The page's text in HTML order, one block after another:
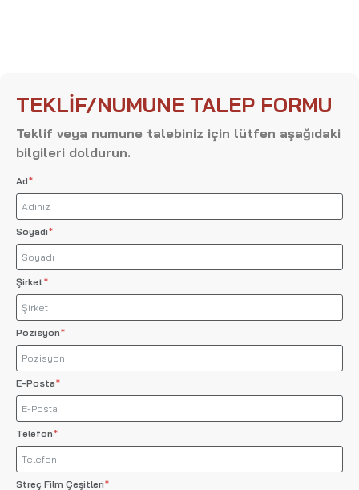
TEKLIF/NUMUNE TALEP FORMU
Teklif veya numune talebiniz için lütfen aşağıdaki
bilgileri doldurun.
Ad
Soyadı
Şirket
Pozisyon
E-Posta
Telefon
Streç Film Çeşitleri